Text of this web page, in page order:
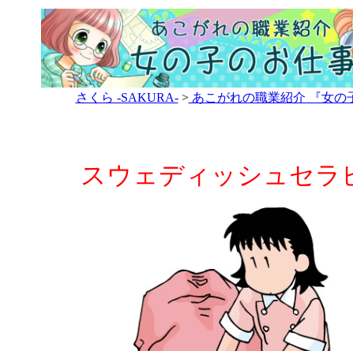
さくら -SAKURA->あこがれの職業紹介 『女の
スウェディッシュセラ